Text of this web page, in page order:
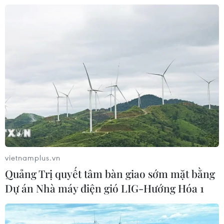
CƠ QUAN CHỦ QUẢN: THÔNG TẤN XÃ VIỆT NAM
Tổng Biên tập: TRẦN TIẾN DUẨN
Phó Tổng Biên tập: NGUYỄN THỊ TÁM, KHÚC THANH
THỦY
RSS
Hỗ trợ
Ngôn ngữ
TTXVN
Dịch vụ tin
Quảng cáo
vietnamplus.vn
Quảng Trị quyết tâm bàn giao sớm mặt bằng
Dự án Nhà máy điện gió LIG-Hướng Hóa 1